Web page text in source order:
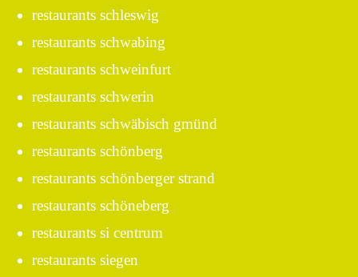
restaurants schleswig
restaurants schwabing
restaurants schweinfurt
restaurants schwerin
restaurants schwäbisch gmünd
restaurants schönberg
restaurants schönberger strand
restaurants schöneberg
restaurants si centrum
restaurants siegen